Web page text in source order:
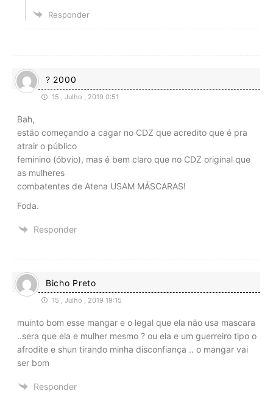
Responder
? 2000
15 , Julho , 2019 0:51
Bah,
estão começando a cagar no CDZ que acredito que é pra
atrair o público
feminino (óbvio), mas é bem claro que no CDZ original que
as mulheres
combatentes de Atena USAM MÁSCARAS!
Foda.
Responder
Bicho Preto
15 , Julho , 2019 19:15
muinto bom esse mangar e o legal que ela não usa mascara
..sera que ela e mulher mesmo ? ou ela e um guerreiro tipo o
afrodite e shun tirando minha disconfiança .. o mangar vai
ser bom
Responder